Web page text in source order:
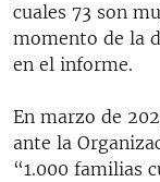
cuales 73 son
momento de la
en el informe.
En marzo de
ante la
“1.000 familias